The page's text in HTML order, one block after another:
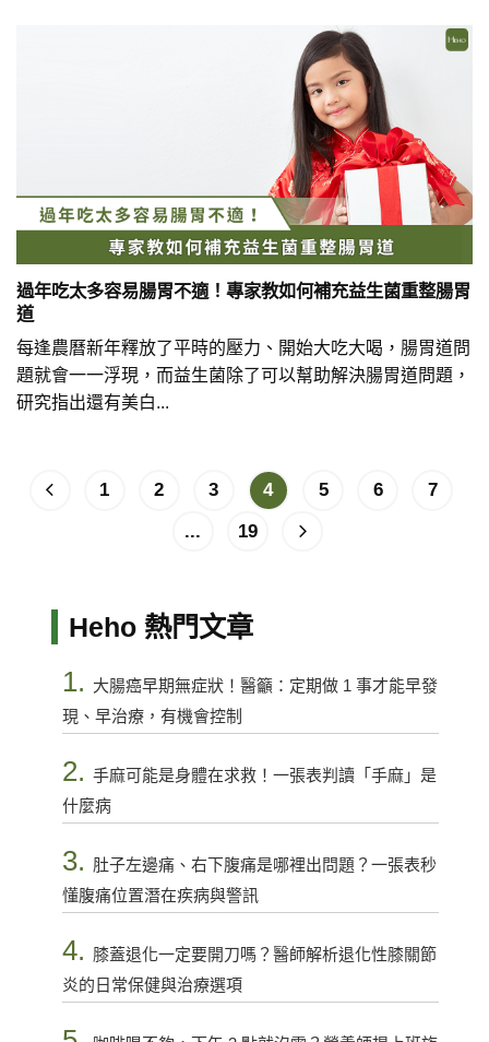
過年吃太多容易腸胃不適！專家教如何補充益生菌重整腸胃
道
每逢農曆新年釋放了平時的壓力、開始大吃大喝，腸胃道問
題就會一一浮現，而益生菌除了可以幫助解決腸胃道問題，
研究指出還有美白...
1 2 3 4 5 6
7
...
19
Heho 熱門文章
1. 大腸癌早期無症狀！醫籲：定期做 1 事才能早發
現、早治療，有機會控制
2. 手麻可能是身體在求救！一張表判讀「手麻」是
什麼病
3. 肚子左邊痛、右下腹痛是哪裡出問題？一張表秒
懂腹痛位置潛在疾病與警訊
4. 膝蓋退化一定要開刀嗎？醫師解析退化性膝關節
炎的日常保健與治療選項